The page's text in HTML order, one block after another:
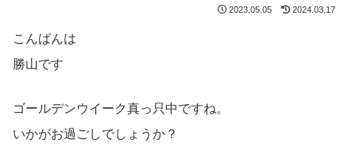
2023.05.05 2024.03.17
こんばんは
勝山です
ゴールデンウイーク真っ只中ですね。
いかがお過ごしでしょうか？